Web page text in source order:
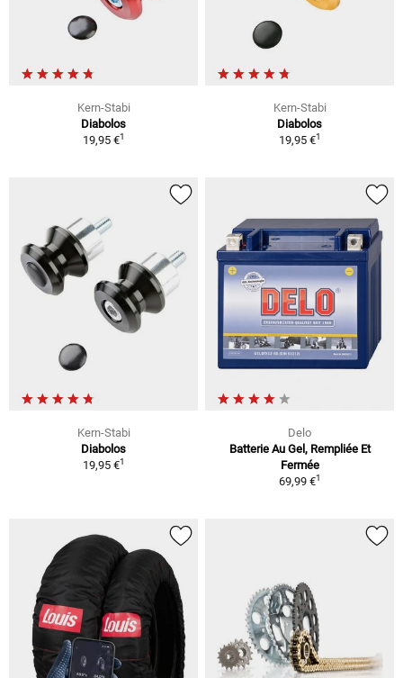
Kern-Stabi
Diabolos
19,95 €1
Kern-Stabi
Diabolos
19,95 €1
Kern-Stabi
Diabolos
19,95 €1
Delo
Batterie Au Gel, Rempliée Et
Fermée
69,99 €1